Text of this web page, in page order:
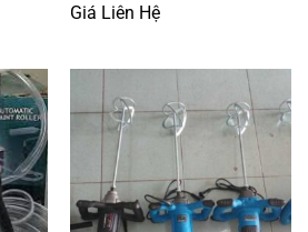
Giá Liên Hệ